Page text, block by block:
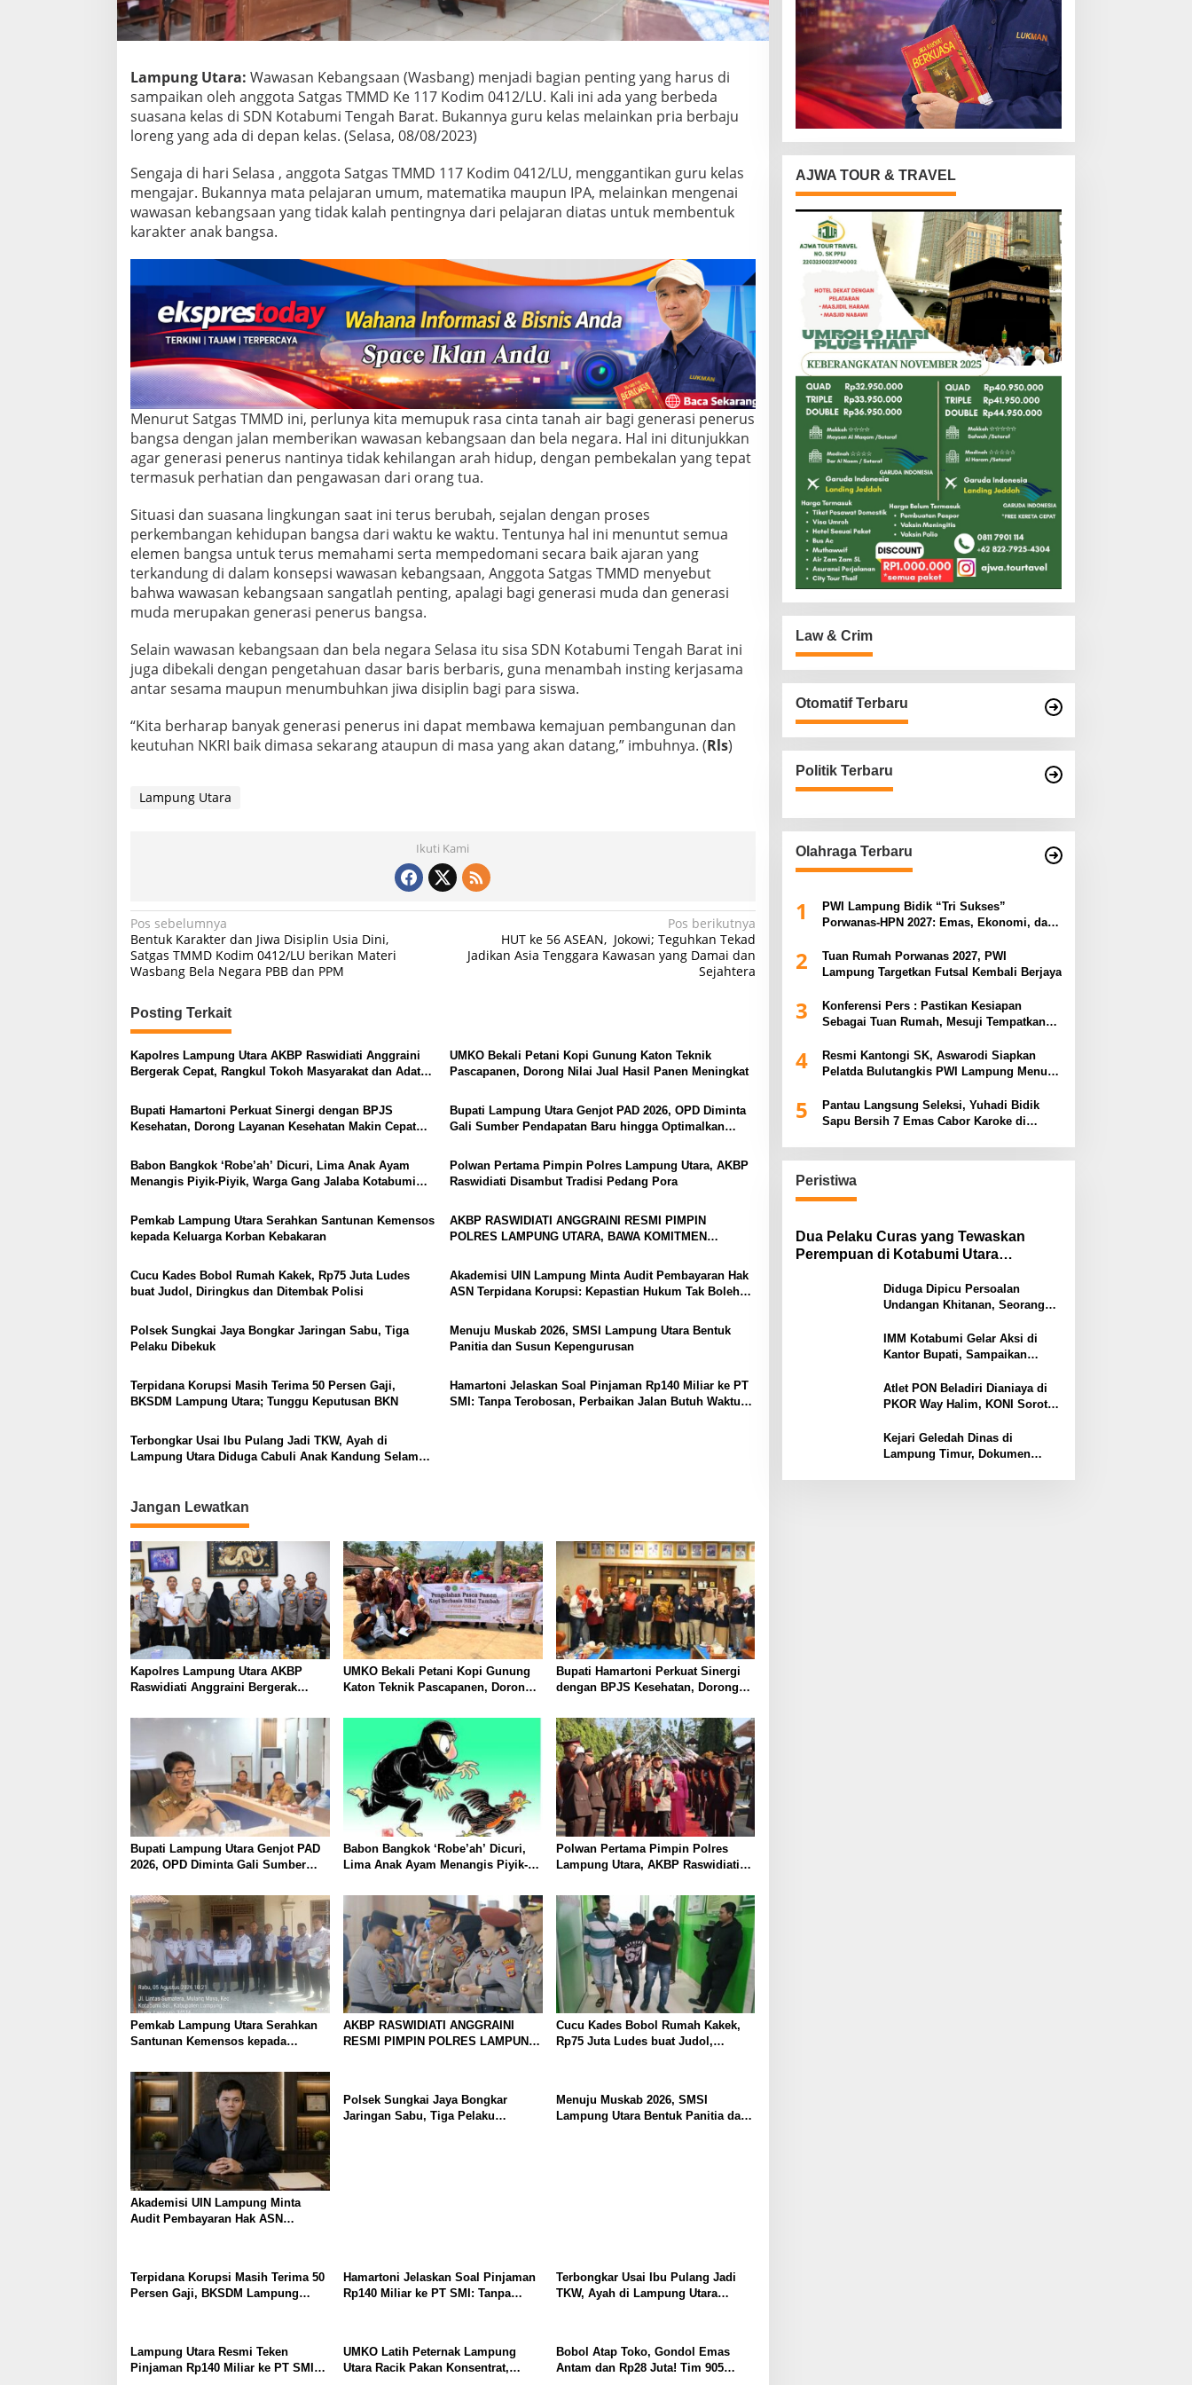
M
D
1
1
7
K
i
m
0
2
U
B
e
r
i
k
a
n
M
a
e
i
W
a
b
a
n
P
B
B
d
n
P
Lampung Utara: Wawasan Kebangsaan (Wasbang) menjadi bagian penting yang harus di
sampaikan oleh anggota Satgas TMMD Ke 117 Kodim 0412/LU. Kali ini ada yang berbeda
suasana kelas di SDN Kotabumi Tengah Barat. Bukannya guru kelas melainkan pria berbaju
loreng yang ada di depan kelas. (Selasa, 08/08/2023)
Sengaja di hari Selasa , anggota Satgas TMMD 117 Kodim 0412/LU, menggantikan guru kelas
mengajar. Bukannya mata pelajaran umum, matematika maupun IPA, melainkan mengenai
wawasan kebangsaan yang tidak kalah pentingnya dari pelajaran diatas untuk membentuk
karakter anak bangsa.
Menurut Satgas TMMD ini, perlunya kita memupuk rasa cinta tanah air bagi generasi penerus
bangsa dengan jalan memberikan wawasan kebangsaan dan bela negara. Hal ini ditunjukkan
agar generasi penerus nantinya tidak kehilangan arah hidup, dengan pembekalan yang tepat
termasuk perhatian dan pengawasan dari orang tua.
Situasi dan suasana lingkungan saat ini terus berubah, sejalan dengan proses
perkembangan kehidupan bangsa dari waktu ke waktu. Tentunya hal ini menuntut semua
elemen bangsa untuk terus memahami serta mempedomani secara baik ajaran yang
terkandung di dalam konsepsi wawasan kebangsaan, Anggota Satgas TMMD menyebut
bahwa wawasan kebangsaan sangatlah penting, apalagi bagi generasi muda dan generasi
muda merupakan generasi penerus bangsa.
Selain wawasan kebangsaan dan bela negara Selasa itu sisa SDN Kotabumi Tengah Barat ini
juga dibekali dengan pengetahuan dasar baris berbaris, guna menambah insting kerjasama
antar sesama maupun menumbuhkan jiwa disiplin bagi para siswa.
“Kita berharap banyak generasi penerus ini dapat membawa kemajuan pembangunan dan
keutuhan NKRI baik dimasa sekarang ataupun di masa yang akan datang,” imbuhnya. (Rls)
Lampung Utara
Ikuti Kami
N
a
v
i
g
a
s
i
p
s
Pos sebelumnya
Bentuk Karakter dan Jiwa Disiplin Usia Dini,
Satgas TMMD Kodim 0412/LU berikan Materi
Wasbang Bela Negara PBB dan PPM
Pos berikutnya
HUT ke 56 ASEAN, Jokowi; Teguhkan Tekad
Jadikan Asia Tenggara Kawasan yang Damai dan
Sejahtera
Posting Terkait
Kapolres Lampung Utara AKBP Raswidiati Anggraini
Bergerak Cepat, Rangkul Tokoh Masyarakat dan Adat
UMKO Bekali Petani Kopi Gunung Katon Teknik
Pascapanen, Dorong Nilai Jual Hasil Panen Meningkat
Bupati Hamartoni Perkuat Sinergi dengan BPJS
Kesehatan, Dorong Layanan Kesehatan Makin Cepat
Bupati Lampung Utara Genjot PAD 2026, OPD Diminta
Gali Sumber Pendapatan Baru hingga Optimalkan
Babon Bangkok ‘Robe’ah’ Dicuri, Lima Anak Ayam
Menangis Piyik-Piyik, Warga Gang Jalaba Kotabumi
Polwan Pertama Pimpin Polres Lampung Utara, AKBP
Raswidiati Disambut Tradisi Pedang Pora
Pemkab Lampung Utara Serahkan Santunan Kemensos
kepada Keluarga Korban Kebakaran
AKBP RASWIDIATI ANGGRAINI RESMI PIMPIN
POLRES LAMPUNG UTARA, BAWA KOMITMEN
Cucu Kades Bobol Rumah Kakek, Rp75 Juta Ludes
buat Judol, Diringkus dan Ditembak Polisi
Akademisi UIN Lampung Minta Audit Pembayaran Hak
ASN Terpidana Korupsi: Kepastian Hukum Tak Boleh
Polsek Sungkai Jaya Bongkar Jaringan Sabu, Tiga
Pelaku Dibekuk
Menuju Muskab 2026, SMSI Lampung Utara Bentuk
Panitia dan Susun Kepengurusan
Terpidana Korupsi Masih Terima 50 Persen Gaji,
BKSDM Lampung Utara; Tunggu Keputusan BKN
Hamartoni Jelaskan Soal Pinjaman Rp140 Miliar ke PT
SMI: Tanpa Terobosan, Perbaikan Jalan Butuh Waktu
Terbongkar Usai Ibu Pulang Jadi TKW, Ayah di
Lampung Utara Diduga Cabuli Anak Kandung Selama
Jangan Lewatkan
Kapolres Lampung Utara AKBP
Raswidiati Anggraini Bergerak
dan Adat Perkuat Kamtibmas
UMKO Bekali Petani Kopi Gunung
Katon Teknik Pascapanen, Dorong
Bupati Hamartoni Perkuat Sinergi
dengan BPJS Kesehatan, Dorong
dan Mudah
Bupati Lampung Utara Genjot PAD
2026, OPD Diminta Gali Sumber
Optimalkan PBB-P2
Babon Bangkok ‘Robe’ah’ Dicuri,
Lima Anak Ayam Menangis Piyik-
Heboh
Polwan Pertama Pimpin Polres
Lampung Utara, AKBP Raswidiati
Pemkab Lampung Utara Serahkan
Santunan Kemensos kepada
AKBP RASWIDIATI ANGGRAINI
RESMI PIMPIN POLRES LAMPUNG
Cucu Kades Bobol Rumah Kakek,
Rp75 Juta Ludes buat Judol,
Akademisi UIN Lampung Minta
Audit Pembayaran Hak ASN
Polsek Sungkai Jaya Bongkar
Jaringan Sabu, Tiga Pelaku
Menuju Muskab 2026, SMSI
Lampung Utara Bentuk Panitia dan
Terpidana Korupsi Masih Terima 50
Persen Gaji, BKSDM Lampung
Hamartoni Jelaskan Soal Pinjaman
Rp140 Miliar ke PT SMI: Tanpa
Terbongkar Usai Ibu Pulang Jadi
TKW, Ayah di Lampung Utara
Lampung Utara Resmi Teken
Pinjaman Rp140 Miliar ke PT SMI
UMKO Latih Peternak Lampung
Utara Racik Pakan Konsentrat,
Bobol Atap Toko, Gondol Emas
Antam dan Rp28 Juta! Tim 905
AJWA TOUR & TRAVEL
Law & Crim
Otomatif Terbaru
Politik Terbaru
Olahraga Terbaru
1
PWI Lampung Bidik “Tri Sukses”
Porwanas-HPN 2027: Emas, Ekonomi, dan
2
Tuan Rumah Porwanas 2027, PWI
Lampung Targetkan Futsal Kembali Berjaya
3
Konferensi Pers : Pastikan Kesiapan
Sebagai Tuan Rumah, Mesuji Tempatkan
Piala Gubernur Lampung
4
Resmi Kantongi SK, Aswarodi Siapkan
Pelatda Bulutangkis PWI Lampung Menuju
5
Pantau Langsung Seleksi, Yuhadi Bidik
Sapu Bersih 7 Emas Cabor Karoke di
Peristiwa
Dua Pelaku Curas yang Tewaskan
Perempuan di Kotabumi Utara
Diduga Dipicu Persoalan
Undangan Khitanan, Seorang
Tertembak
IMM Kotabumi Gelar Aksi di
Kantor Bupati, Sampaikan
Pemkab Lampung Utara
Atlet PON Beladiri Dianiaya di
PKOR Way Halim, KONI Soroti
Kawasan
Kejari Geledah Dinas di
Lampung Timur, Dokumen